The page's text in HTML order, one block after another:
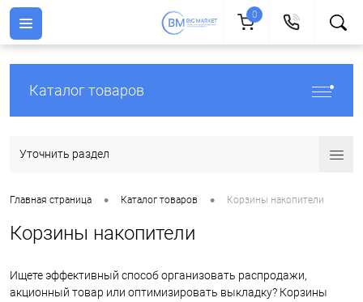
Каталог товаров
Уточнить раздел
Главная страница • Каталог товаров • Корзины накопители
Корзины накопители
Ищете эффективный способ организовать распродажи,
акционный товар или оптимизировать выкладку? Корзины
0